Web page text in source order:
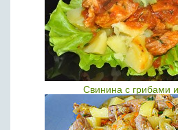
Свинина с грибами